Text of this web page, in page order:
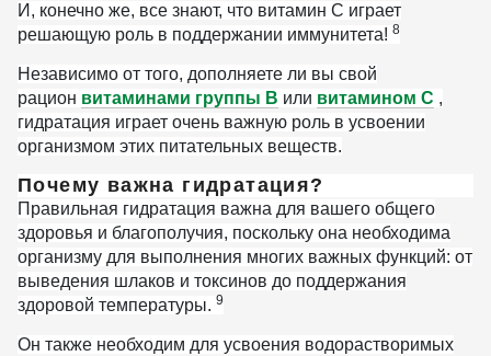
И, конечно же, все знают, что витамин С играет
решающую роль в поддержании иммунитета! 8
Независимо от того, дополняете ли вы свой
рацион витаминами группы В или витамином С ,
гидратация играет очень важную роль в усвоении
организмом этих питательных веществ.
Почему важна гидратация?
Правильная гидратация важна для вашего общего
здоровья и благополучия, поскольку она необходима
организму для выполнения многих важных функций: от
выведения шлаков и токсинов до поддержания
здоровой температуры. 9
Он также необходим для усвоения водорастворимых